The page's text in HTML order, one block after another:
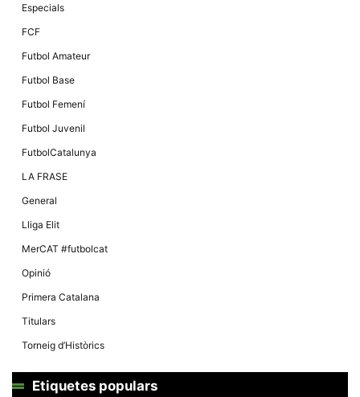
Especials
FCF
Futbol Amateur
Futbol Base
Futbol Femení
Futbol Juvenil
FutbolCatalunya
LA FRASE
General
Lliga Elit
MerCAT #futbolcat
Opinió
Primera Catalana
Titulars
Torneig d’Històrics
Etiquetes populars